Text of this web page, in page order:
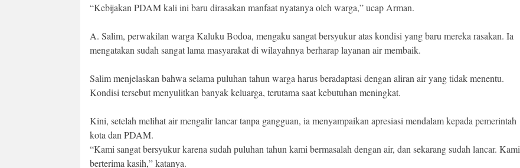
“Kebijakan PDAM kali ini baru dirasakan manfaat nyatanya oleh warga,” ucap Arman.
A. Salim, perwakilan warga Kaluku Bodoa, mengaku sangat bersyukur atas kondisi yang baru mereka rasakan. Ia
mengatakan sudah sangat lama masyarakat di wilayahnya berharap layanan air membaik.
Salim menjelaskan bahwa selama puluhan tahun warga harus beradaptasi dengan aliran air yang tidak menentu.
Kondisi tersebut menyulitkan banyak keluarga, terutama saat kebutuhan meningkat.
Kini, setelah melihat air mengalir lancar tanpa gangguan, ia menyampaikan apresiasi mendalam kepada pemerintah
kota dan PDAM.
“Kami sangat bersyukur karena sudah puluhan tahun kami bermasalah dengan air, dan sekarang sudah lancar. Kami
berterima kasih,” katanya.